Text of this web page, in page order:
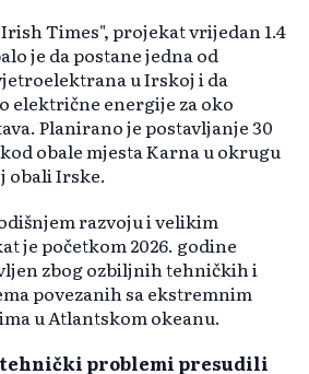
Times", projekat vrijedan 1.4
je da postane jedna od
u Irskoj i da
električne energije za oko
Planirano je postavljanje 30
obale mjesta Karna u okrugu
obali Irske.
razvoju i velikim
je početkom 2026. godine
zbog ozbiljnih tehničkih i
povezanih sa ekstremnim
u Atlantskom okeanu.
problemi presudili